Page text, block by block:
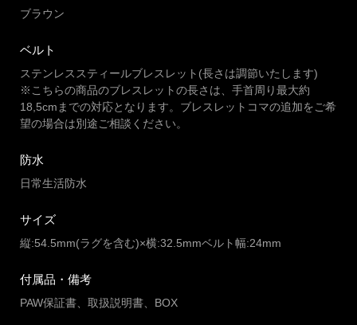
ブラウン
ベルト
ステンレススティールブレスレット(長さは調節いたします)
※こちらの商品のブレスレットの長さは、手首周り最大約
18,5cmまでの対応となります。ブレスレットコマの追加をご希
望の場合は別途ご相談ください。
防水
日常生活防水
サイズ
縦:54.5mm(ラグを含む)×横:32.5mmベルト幅:24mm
付属品・備考
PAW保証書、取扱説明書、BOX